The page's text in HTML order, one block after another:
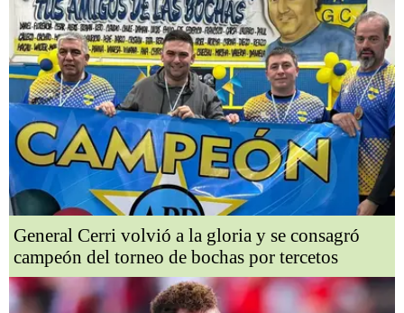
General Cerri volvió a la gloria y se consagró
campeón del torneo de bochas por tercetos